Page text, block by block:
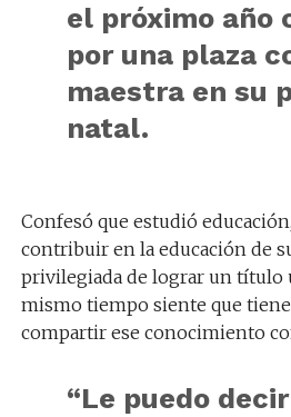
el próximo año
por una plaza
maestra en su
natal.
Confesó que estudió
contribuir en la educación de
privilegiada de lograr un título
mismo tiempo siente que
compartir ese conocimiento
“Le puedo